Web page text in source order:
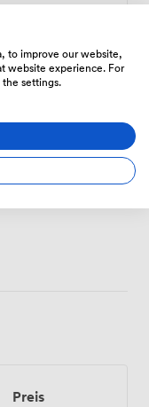
Preis
to improve our website,
website experience. For
settings.